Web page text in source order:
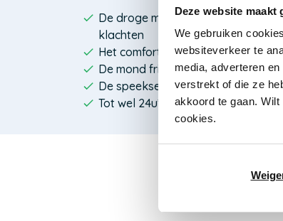
Deze website maakt
We gebruiken
websiteverkeer te
media, adverteren
verstrekt of die ze
akkoord te gaan.
cookies.
De droge mond te hydrateren, te
klachten
Het comfort te ondersteunen,
De mond fris en beschermd te
De speekselproductie te
Tot wel 24u* verlichting te bieden
Een
De